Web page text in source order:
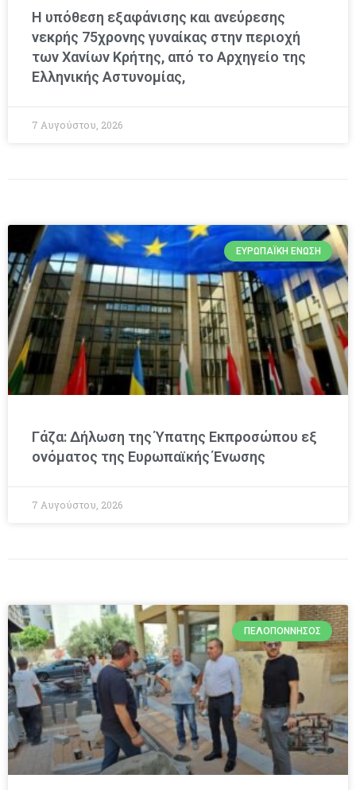
Η υπόθεση εξαφάνισης και ανεύρεσης
νεκρής 75χρονης γυναίκας στην περιοχή
των Χανίων Κρήτης, από το Αρχηγείο της
Ελληνικής Αστυνομίας,
7 Αυγούστου, 2026
ΕΥΡΩΠΑΪΚΉ ΈΝΩΣΗ
Γάζα: Δήλωση της Ύπατης Εκπροσώπου εξ
ονόματος της Ευρωπαϊκής Ένωσης
7 Αυγούστου, 2026
ΠΕΛΟΠΌΝΝΗΣΟΣ